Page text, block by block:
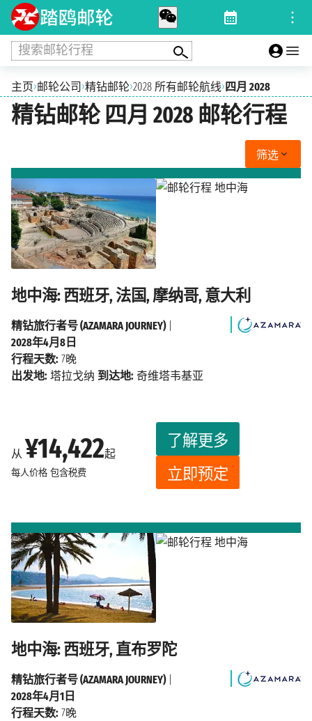
搜索邮轮行程
主页›邮轮公司 ›精钻邮轮›2028 所有邮轮航线›四月 2028
精钻邮轮 四月 2028 邮轮行程
筛选
地中海: 西班牙, 法国, 摩纳哥, 意大利
从 ¥14,422起
每人价格 包含税费
了解更多
立即预定
精钻旅行者号 (AZAMARA JOURNEY)|
2028年4月8日
行程天数: 7晚
出发地: 塔拉戈纳 到达地: 奇维塔韦基亚
地中海: 西班牙, 直布罗陀
精钻旅行者号 (AZAMARA JOURNEY)|
2028年4月1日
行程天数: 7晚